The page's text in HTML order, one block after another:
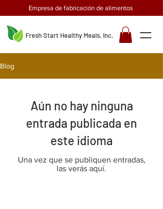
Empresa de fabricación de alimentos
Fresh Start Healthy Meals, Inc.
Blog
Aún no hay ninguna
entrada publicada en
este idioma
Una vez que se publiquen entradas,
las verás aquí.